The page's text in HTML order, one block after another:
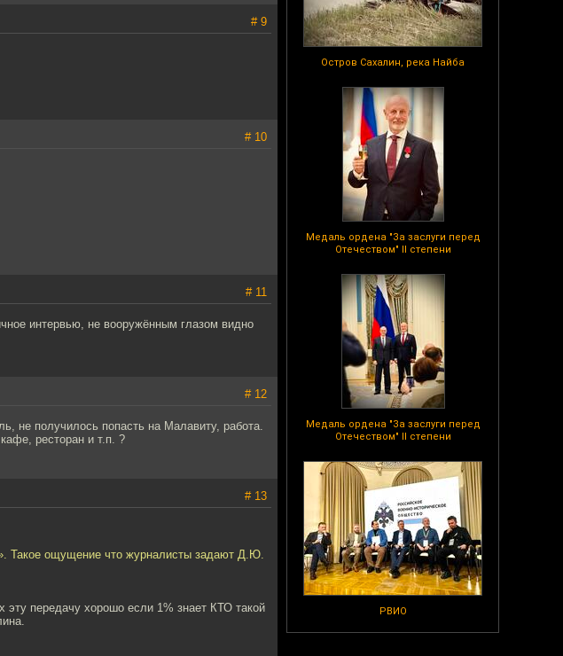
Остров Сахалин, река Найба
Медаль ордена "За заслуги перед
Отечеством" II степени
Медаль ордена "За заслуги перед
Отечеством" II степени
РВИО
# 9
# 10
# 11
интервью, не вооружённым глазом видно
# 12
не получилось попасть на Малавиту, работа.
ресторан и т.п. ?
# 13
Такое ощущение что журналисты задают Д.Ю.
передачу хорошо если 1% знает КТО такой